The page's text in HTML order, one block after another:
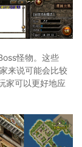
怪物。这些
来说可能会比较
家可以更好地应